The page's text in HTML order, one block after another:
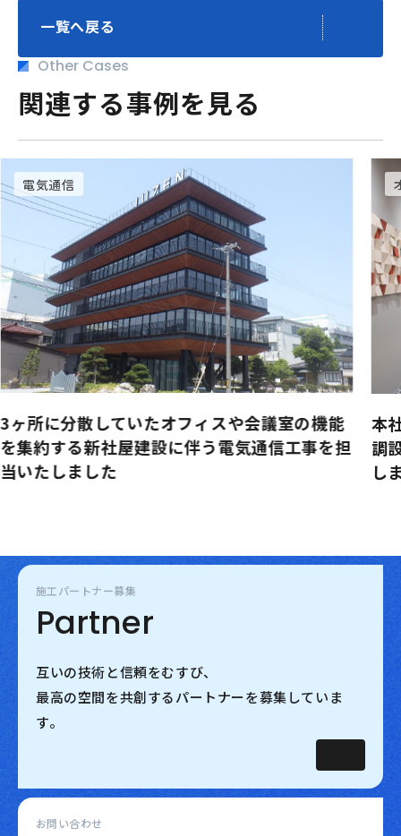
一覧へ戻る
Other Cases
関連する事例を見る
オフィス構築
本社移転に伴うPM/CM、デザイン、内装、空
調設備から電気通信設備まで総合的に担当いた
しました。
施工パートナー募集
Partner
互いの技術と信頼をむすび、
最高の空間を共創するパートナーを募集していま
す。
お問い合わせ